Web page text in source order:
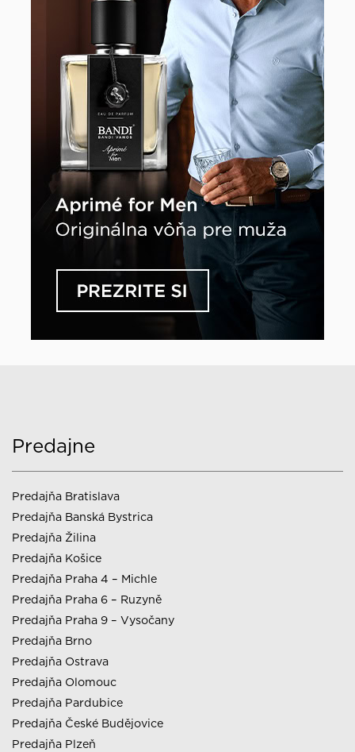
Predajne
Predajňa Bratislava
Predajňa Banská Bystrica
Predajňa Žilina
Predajňa Košice
Predajňa Praha 4 – Michle
Predajňa Praha 6 – Ruzyně
Predajňa Praha 9 – Vysočany
Predajňa Brno
Predajňa Ostrava
Predajňa Olomouc
Predajňa Pardubice
Predajňa České Budějovice
Predajňa Plzeň